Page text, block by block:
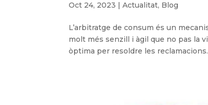
Oct 24, 2023 |Actualitat, Blog
L’arbitratge de consum és un
molt més senzill i àgil que no pas la
òptima per resoldre les